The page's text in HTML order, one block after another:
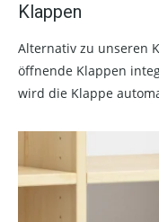
Klappen
Alternativ zu unseren
öffnende Klappen
wird die Klappe